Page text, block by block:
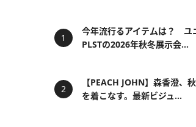
今年流行るアイテムは？ ユ
PLSTの2026年秋冬展示会...
【PEACH JOHN】森香澄、
を着こなす。最新ビジュ...